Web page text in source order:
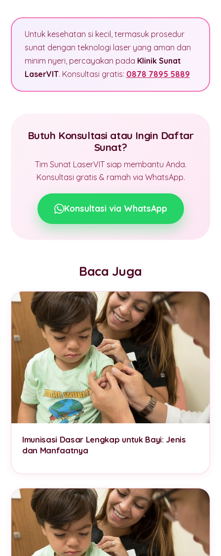
Untuk kesehatan si kecil, termasuk prosedur
sunat dengan teknologi laser yang aman dan
minim nyeri, percayakan pada Klinik Sunat
LaserVIT. Konsultasi gratis: 0878 7895 5889
Butuh Konsultasi atau Ingin Daftar
Sunat?
Tim Sunat LaserVIT siap membantu Anda.
Konsultasi gratis & ramah via WhatsApp.
Konsultasi via WhatsApp
Baca Juga
Imunisasi Dasar Lengkap untuk Bayi: Jenis
dan Manfaatnya